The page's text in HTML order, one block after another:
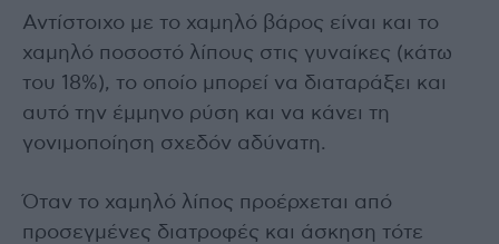
Αντίστοιχο με το χαμηλό βάρος είναι και το
χαμηλό ποσοστό λίπους στις γυναίκες (κάτω
του 18%), το οποίο μπορεί να διαταράξει και
αυτό την έμμηνο ρύση και να κάνει τη
γονιμοποίηση σχεδόν αδύνατη.
Όταν το χαμηλό λίπος προέρχεται από
προσεγμένες διατροφές και άσκηση τότε